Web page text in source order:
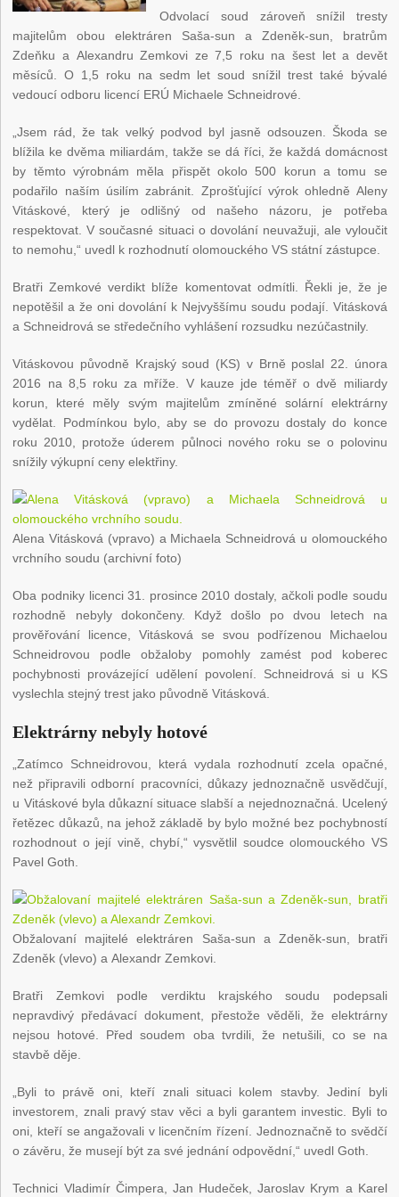
Odvolací soud zároveň snížil tresty
majitelům obou elektráren Saša-sun a Zdeněk-sun, bratrům
Zdeňku a Alexandru Zemkovi ze 7,5 roku na šest let a devět
měsíců. O 1,5 roku na sedm let soud snížil trest také bývalé
vedoucí odboru licencí ERÚ Michaele Schneidrové.
„Jsem rád, že tak velký podvod byl jasně odsouzen. Škoda se
blížila ke dvěma miliardám, takže se dá říci, že každá domácnost
by těmto výrobnám měla přispět okolo 500 korun a tomu se
podařilo naším úsilím zabránit. Zprošťující výrok ohledně Aleny
Vitáskové, který je odlišný od našeho názoru, je potřeba
respektovat. V současné situaci o dovolání neuvažuji, ale vyloučit
to nemohu,“ uvedl k rozhodnutí olomouckého VS státní zástupce.
Bratři Zemkové verdikt blíže komentovat odmítli. Řekli je, že je
nepotěšil a že oni dovolání k Nejvyššímu soudu podají. Vitásková
a Schneidrová se středečního vyhlášení rozsudku nezúčastnily.
Vitáskovou původně Krajský soud (KS) v Brně poslal 22. února
2016 na 8,5 roku za mříže. V kauze jde téměř o dvě miliardy
korun, které měly svým majitelům zmíněné solární elektrárny
vydělat. Podmínkou bylo, aby se do provozu dostaly do konce
roku 2010, protože úderem půlnoci nového roku se o polovinu
snížily výkupní ceny elektřiny.
Alena Vitásková (vpravo) a Michaela Schneidrová u olomouckého
vrchního soudu (archivní foto)
Oba podniky licenci 31. prosince 2010 dostaly, ačkoli podle soudu
rozhodně nebyly dokončeny. Když došlo po dvou letech na
prověřování licence, Vitásková se svou podřízenou Michaelou
Schneidrovou podle obžaloby pomohly zamést pod koberec
pochybnosti provázející udělení povolení. Schneidrová si u KS
vyslechla stejný trest jako původně Vitásková.
Elektrárny nebyly hotové
„Zatímco Schneidrovou, která vydala rozhodnutí zcela opačné,
než připravili odborní pracovníci, důkazy jednoznačně usvědčují,
u Vitáskové byla důkazní situace slabší a nejednoznačná. Ucelený
řetězec důkazů, na jehož základě by bylo možné bez pochybností
rozhodnout o její vině, chybí,“ vysvětlil soudce olomouckého VS
Pavel Goth.
Obžalovaní majitelé elektráren Saša-sun a Zdeněk-sun, bratři
Zdeněk (vlevo) a Alexandr Zemkovi.
Bratři Zemkovi podle verdiktu krajského soudu podepsali
nepravdivý předávací dokument, přestože věděli, že elektrárny
nejsou hotové. Před soudem oba tvrdili, že netušili, co se na
stavbě děje.
„Byli to právě oni, kteří znali situaci kolem stavby. Jediní byli
investorem, znali pravý stav věci a byli garantem investic. Byli to
oni, kteří se angažovali v licenčním řízení. Jednoznačně to svědčí
o závěru, že musejí být za své jednání odpovědní,“ uvedl Goth.
Technici Vladimír Čimpera, Jan Hudeček, Jaroslav Krym a Karel